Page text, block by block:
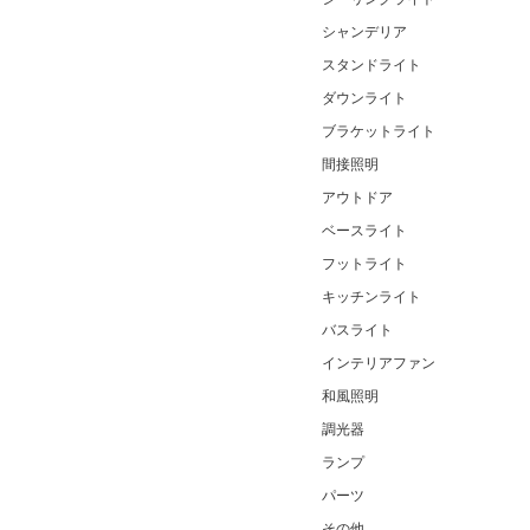
シャンデリア
スタンドライト
ダウンライト
ブラケットライト
間接照明
アウトドア
ベースライト
フットライト
キッチンライト
バスライト
インテリアファン
和風照明
調光器
ランプ
パーツ